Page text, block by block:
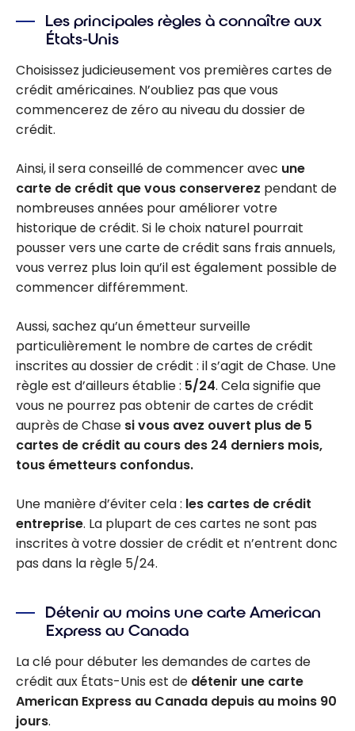
Les principales règles à connaître aux
États-Unis
Choisissez judicieusement vos premières cartes de
crédit américaines. N’oubliez pas que vous
commencerez de zéro au niveau du dossier de
crédit.
Ainsi, il sera conseillé de commencer avec une
carte de crédit que vous conserverez pendant de
nombreuses années pour améliorer votre
historique de crédit. Si le choix naturel pourrait
pousser vers une carte de crédit sans frais annuels,
vous verrez plus loin qu’il est également possible de
commencer différemment.
Aussi, sachez qu’un émetteur surveille
particulièrement le nombre de cartes de crédit
inscrites au dossier de crédit : il s’agit de Chase. Une
règle est d’ailleurs établie : 5/24. Cela signifie que
vous ne pourrez pas obtenir de cartes de crédit
auprès de Chase si vous avez ouvert plus de 5
cartes de crédit au cours des 24 derniers mois,
tous émetteurs confondus.
Une manière d’éviter cela : les cartes de crédit
entreprise. La plupart de ces cartes ne sont pas
inscrites à votre dossier de crédit et n’entrent donc
pas dans la règle 5/24.
Détenir au moins une carte American
Express au Canada
La clé pour débuter les demandes de cartes de
crédit aux États-Unis est de détenir une carte
American Express au Canada depuis au moins 90
jours.